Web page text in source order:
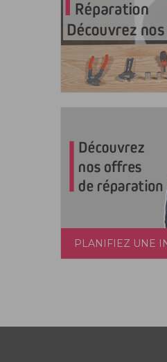
PLANIFIEZ UNE